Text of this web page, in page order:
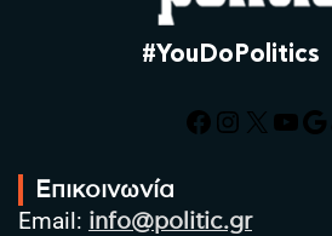
#YouDoPolitics
Facebook
X
Επικοινωνία
Email: info@politic.gr